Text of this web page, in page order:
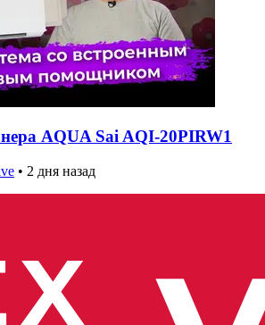
AQUA Sai AQI-20PIRW1
• 2 дня назад